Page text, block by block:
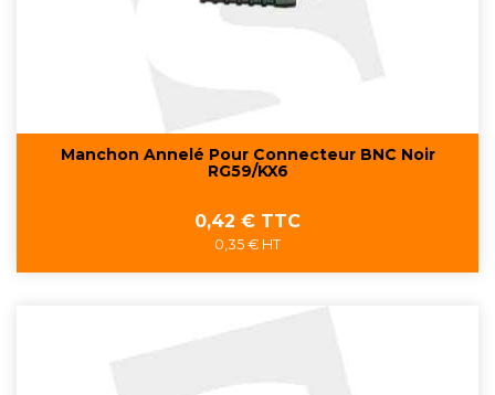
Manchon Annelé Pour Connecteur BNC Noir
RG59/KX6
Prix
0,42 € TTC
0,35 € HT